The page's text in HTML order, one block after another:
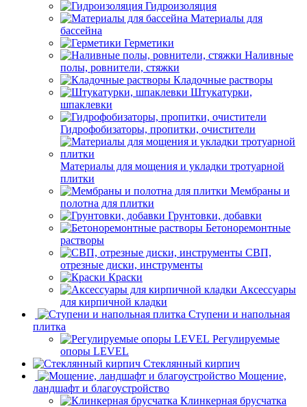
Гидроизоляция
Материалы для
бассейна
Герметики
Наливные
полы, ровнители, стяжки
Кладочные растворы
Штукатурки,
шпаклевки
Гидрофобизаторы, пропитки, очистители
Материалы для мощения и укладки тротуарной
плитки
Мембраны и
полотна для плитки
Грунтовки, добавки
Бетоноремонтные
растворы
СВП,
отрезные диски, инструменты
Краски
Аксессуары
для кирпичной кладки
Ступени и напольная
плитка
Регулируемые
опоры LEVEL
Cтеклянный кирпич
Мощение,
ландшафт и благоустройство
Клинкерная брусчатка